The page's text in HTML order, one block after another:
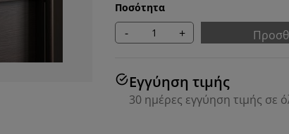
Ποσότητα
- +
Εγγύηση τιμής
30 ημέρες εγγύηση τιμής σε